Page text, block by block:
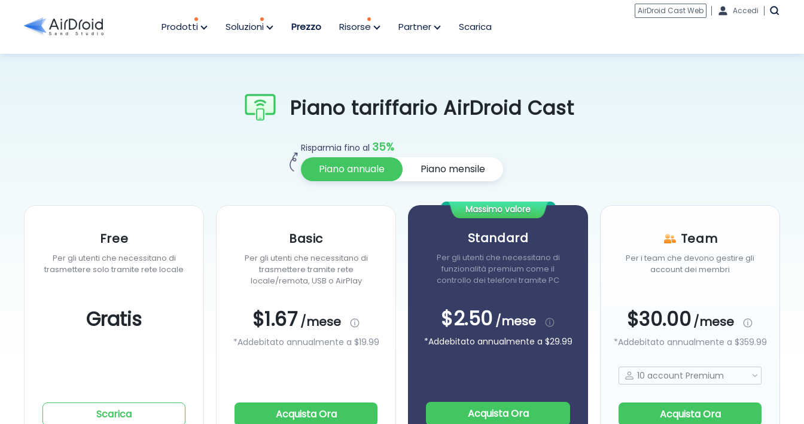
Prodotti Soluzioni Prezzo Risorse Partner Scarica
AirDroid Cast Web Accedi
Piano tariffario AirDroid Cast
Risparmia fino al 35%
Piano annuale Piano mensile
Free
Per gli utenti che necessitano di
trasmettere solo tramite rete locale
Gratis
Scarica
Basic
Per gli utenti che necessitano di
trasmettere tramite rete
locale/remota, USB o AirPlay
$1.67/mese
*Addebitato annualmente a $19.99
Acquista Ora
Massimo valore
Standard
Per gli utenti che necessitano di
funzionalità premium come il
controllo dei telefoni tramite PC
$2.50 /mese
*Addebitato annualmente a $29.99
Acquista Ora
Team
Per i team che devono gestire gli
account dei membri
$30.00/mese
*Addebitato annualmente a $359.99
Acquista Ora